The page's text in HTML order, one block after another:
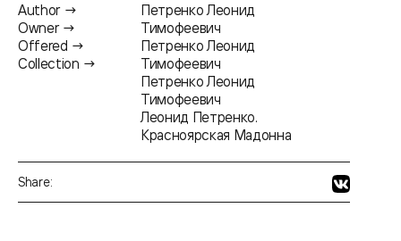
Author →
Owner →
Offered →
Collection →
Петренко Леонид
Тимофеевич
Петренко Леонид
Тимофеевич
Петренко Леонид
Тимофеевич
Леонид Петренко.
Красноярская Мадонна
Share: